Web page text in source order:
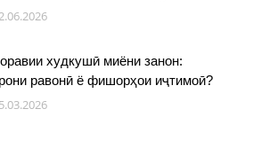
худкушӣ миёни занон:
равонӣ ё фишорҳои иҷтимоӣ?